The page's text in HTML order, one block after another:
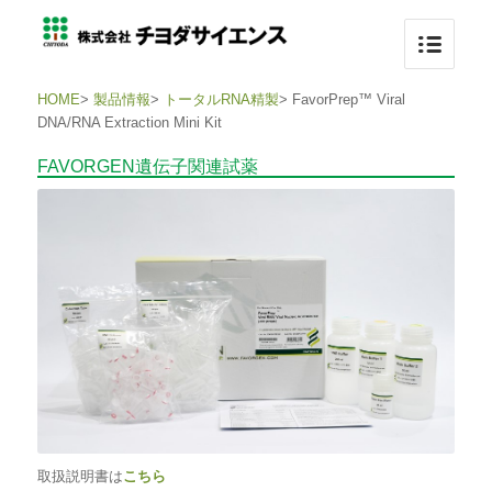
HOME> 製品情報> トータルRNA精製> FavorPrep™ Viral
DNA/RNA Extraction Mini Kit
FAVORGEN遺伝子関連試薬
取扱説明書はこちら